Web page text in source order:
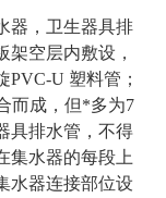
器，卫生器具排
架空层内敷设，
U 塑料管；
而成，但*多为7
具排水管，不得
集水器的每段上
水器连接部位设